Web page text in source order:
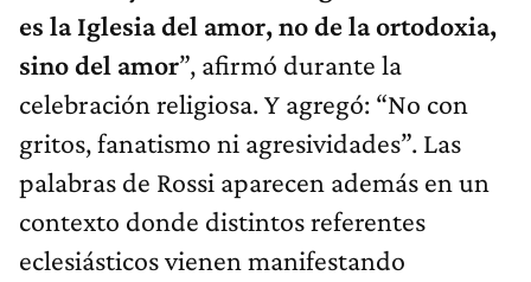
es la Iglesia del amor, no de la ortodoxia,
sino del amor”, afirmó durante la
celebración religiosa. Y agregó: “No con
gritos, fanatismo ni agresividades”. Las
palabras de Rossi aparecen además en un
contexto donde distintos referentes
eclesiásticos vienen manifestando